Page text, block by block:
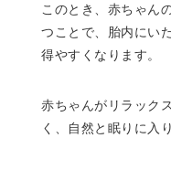
このとき、赤ちゃん
つことで、胎内にい
得やすくなります。
赤ちゃんがリラック
く、自然と眠りに入